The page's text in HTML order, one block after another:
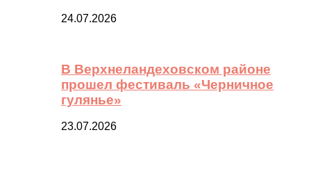
24.07.2026
В Верхнеландеховском районе
прошел фестиваль «Черничное
гулянье»
23.07.2026